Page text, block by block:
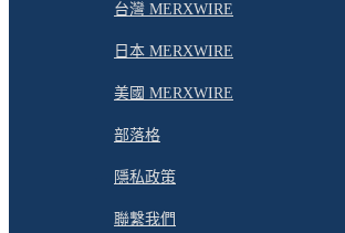
台灣 MERXWIRE
日本 MERXWIRE
美國 MERXWIRE
部落格
隱私政策
聯繫我們